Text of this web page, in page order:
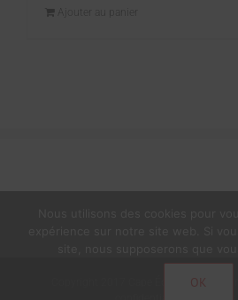
Ajouter au panier
Copyright 2017 Cape Éditions |
OK